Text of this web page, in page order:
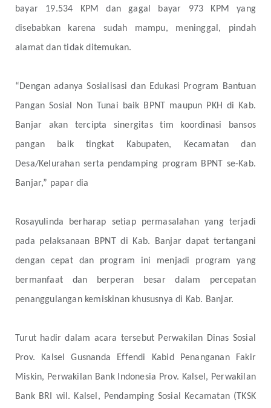
bayar 19.534 KPM dan gagal bayar 973 KPM yang
disebabkan karena sudah mampu, meninggal, pindah
alamat dan tidak ditemukan.
“Dengan adanya Sosialisasi dan Edukasi Program Bantuan
Pangan Sosial Non Tunai baik BPNT maupun PKH di Kab.
Banjar akan tercipta sinergitas tim koordinasi bansos
pangan baik tingkat Kabupaten, Kecamatan dan
Desa/Kelurahan serta pendamping program BPNT se-Kab.
Banjar,” papar dia
Rosayulinda berharap setiap permasalahan yang terjadi
pada pelaksanaan BPNT di Kab. Banjar dapat tertangani
dengan cepat dan program ini menjadi program yang
bermanfaat dan berperan besar dalam percepatan
penanggulangan kemiskinan khususnya di Kab. Banjar.
Turut hadir dalam acara tersebut Perwakilan Dinas Sosial
Prov. Kalsel Gusnanda Effendi Kabid Penanganan Fakir
Miskin, Perwakilan Bank Indonesia Prov. Kalsel, Perwakilan
Bank BRI wil. Kalsel, Pendamping Sosial Kecamatan (TKSK